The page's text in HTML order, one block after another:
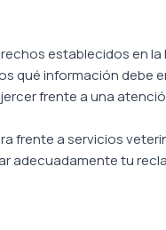
establecidos en la
qué información debe
frente a una
frente a servicios
adecuadamente tu